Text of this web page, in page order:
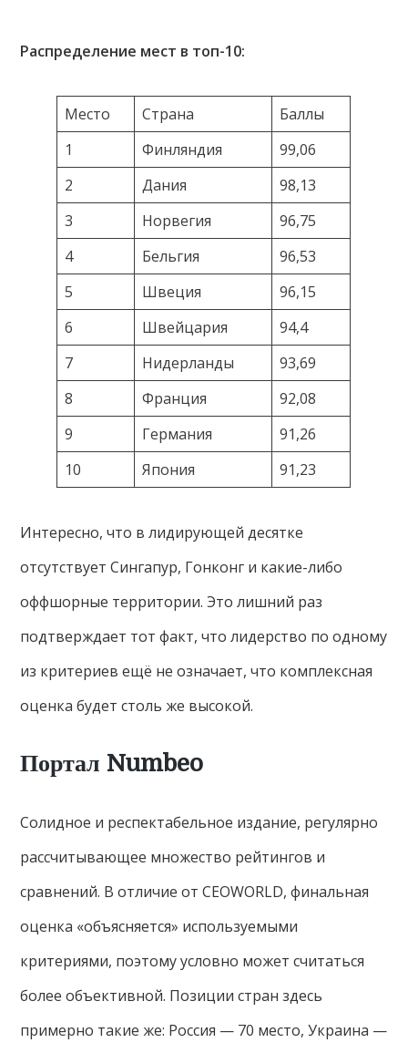
Распределение мест в топ-10:
Место Страна
Баллы
1
Финляндия
99,06
2
Дания
98,13
3
Норвегия
96,75
4
Бельгия
96,53
5
Швеция
96,15
6
Швейцария
94,4
7
Нидерланды
93,69
8
Франция
92,08
9
Германия
91,26
10
Япония 91,23
Интересно, что в лидирующей десятке
отсутствует Сингапур, Гонконг и какие-либо
оффшорные территории. Это лишний раз
подтверждает тот факт, что лидерство по одному
из критериев ещё не означает, что комплексная
оценка будет столь же высокой.
Портал Numbeo
Солидное и респектабельное издание, регулярно
рассчитывающее множество рейтингов и
сравнений. В отличие от CEOWORLD, финальная
оценка «объясняется» используемыми
критериями, поэтому условно может считаться
более объективной. Позиции стран здесь
примерно такие же: Россия — 70 место, Украина —